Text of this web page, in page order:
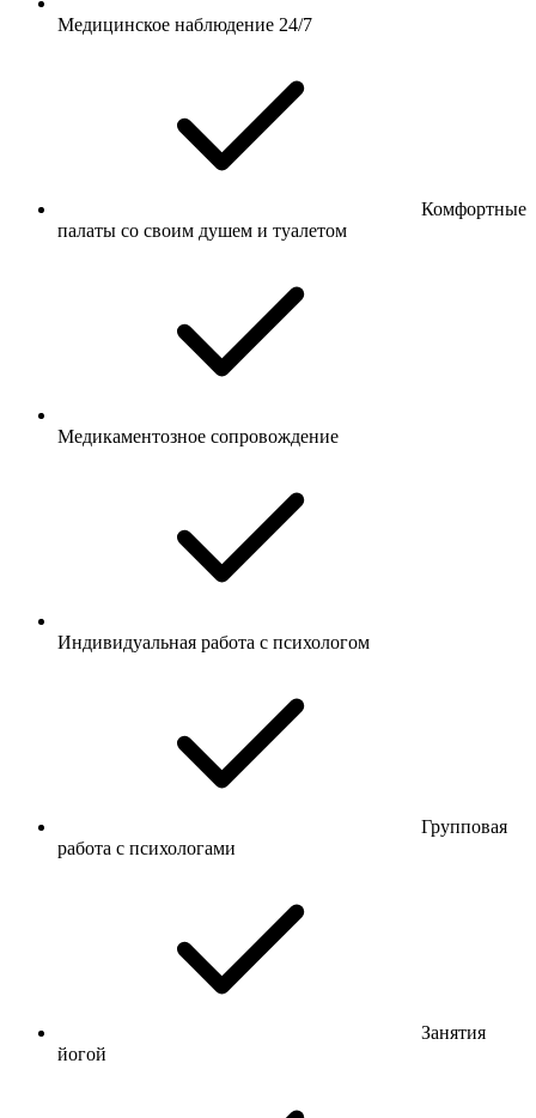
Медицинское наблюдение 24/7
Комфортные
палаты со своим душем и туалетом
Медикаментозное сопровождение
Индивидуальная работа с психологом
Групповая
работа с психологами
Занятия
йогой